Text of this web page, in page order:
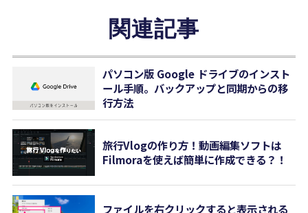
関連記事
パソコン版 Google ドライブのインスト
ール手順。バックアップと同期からの移
行方法
旅行Vlogの作り方！動画編集ソフトは
Filmoraを使えば簡単に作成できる？！
ファイルを右クリックすると表示される